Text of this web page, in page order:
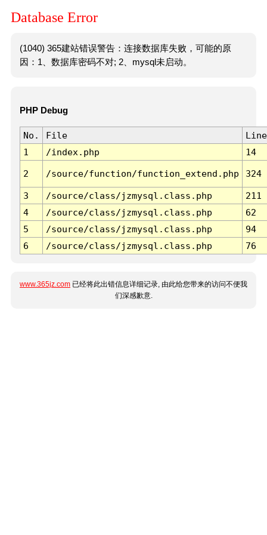
Database Error
(1040) 365建站错误警告：连接数据库失败，可能的原
因：1、数据库密码不对; 2、mysql未启动。
PHP Debug
No. File
Line
1
/index.php 14
2 /source/function/function_extend.php 324
3 /source/class/jzmysql.class.php
211
4
/source/class/jzmysql.class.php
62
5
/source/class/jzmysql.class.php
94
6
/source/class/jzmysql.class.php 76
www.365jz.com 已经将此出错信息详细记录, 由此给您带来的访问不便我
们深感歉意.